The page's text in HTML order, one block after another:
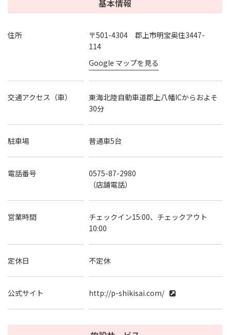
基本情報
住所
〒501-4304 郡上市明宝奥住3447-
114
Google マップを見る
交通アクセス（車）
東海北陸自動車道郡上八幡ICからおよそ
30分
駐車場 普通車5台
電話番号
0575-87-2980
（店舗電話）
営業時間
チェックイン15:00、チェックアウト
10:00
定休日 不定休
公式サイト http://p-shikisai.com/